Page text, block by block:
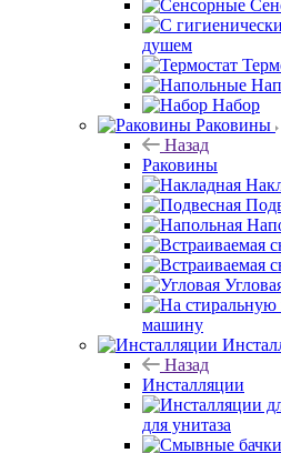
душем
Набор
Раковины
Назад
Раковины
машину
Назад
Инсталляции
для унитаза